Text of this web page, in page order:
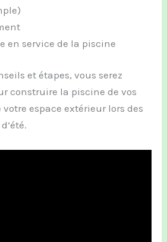
en service de la piscine
et étapes, vous serez
construire la piscine de vos
votre espace extérieur lors des